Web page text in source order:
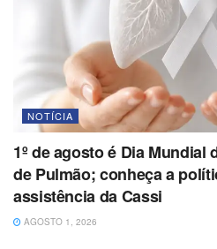
NOTÍCIA
1º de agosto é Dia Mundial
de Pulmão; conheça a
assistência da Cassi
AGOSTO 1, 2026